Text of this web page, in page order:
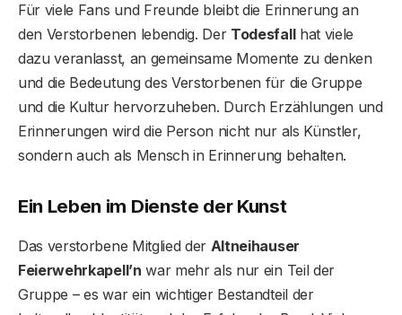
Für viele Fans und Freunde bleibt die Erinnerung an
den Verstorbenen lebendig. Der Todesfallhat viele
dazu veranlasst, an gemeinsame Momente zu denken
und die Bedeutung des Verstorbenen für die Gruppe
und die Kultur hervorzuheben. Durch Erzählungen und
Erinnerungen wird die Person nicht nur als Künstler,
sondern auch als Mensch in Erinnerung behalten.
Ein Leben im Dienste der Kunst
Das verstorbene Mitglied der Altneihauser
Feierwehrkapell’n war mehr als nur ein Teil der
Gruppe – es war ein wichtiger Bestandteil der